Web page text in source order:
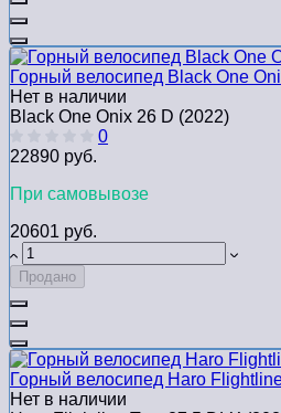
Горный велосипед Black One
Нет в наличии
Black One Onix 26 D (2022)
0
22890 руб.
При самовывозе
20601 руб.
Продано
Горный велосипед Haro
Нет в наличии